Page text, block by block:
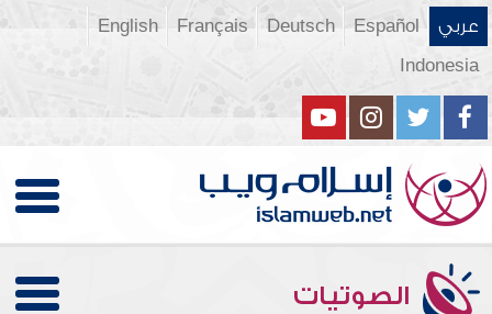
عربي Español
Deutsch
Français
English
Indonesia
الصوتيات